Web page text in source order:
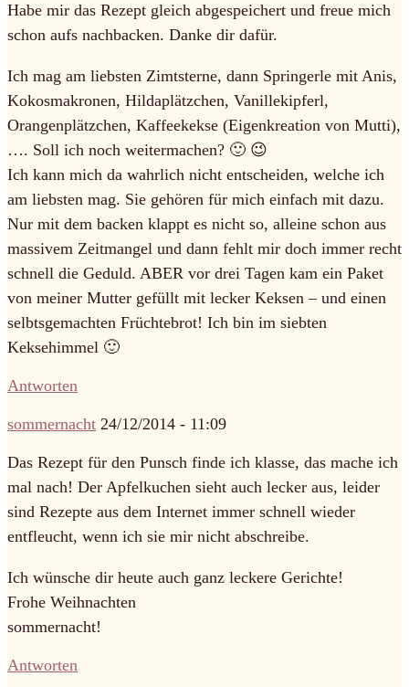
Habe mir das Rezept gleich abgespeichert und freue mich
schon aufs nachbacken. Danke dir dafür.
Ich mag am liebsten Zimtsterne, dann Springerle mit Anis,
Kokosmakronen, Hildaplätzchen, Vanillekipferl,
Orangenplätzchen, Kaffeekekse (Eigenkreation von Mutti),
…. Soll ich noch weitermachen? 🙂 😉
Ich kann mich da wahrlich nicht entscheiden, welche ich
am liebsten mag. Sie gehören für mich einfach mit dazu.
Nur mit dem backen klappt es nicht so, alleine schon aus
massivem Zeitmangel und dann fehlt mir doch immer recht
schnell die Geduld. ABER vor drei Tagen kam ein Paket
von meiner Mutter gefüllt mit lecker Keksen – und einen
selbtsgemachten Früchtebrot! Ich bin im siebten
Keksehimmel 🙂
Antworten
sommernacht 24/12/2014 - 11:09
Das Rezept für den Punsch finde ich klasse, das mache ich
mal nach! Der Apfelkuchen sieht auch lecker aus, leider
sind Rezepte aus dem Internet immer schnell wieder
entfleucht, wenn ich sie mir nicht abschreibe.
Ich wünsche dir heute auch ganz leckere Gerichte!
Frohe Weihnachten
sommernacht!
Antworten